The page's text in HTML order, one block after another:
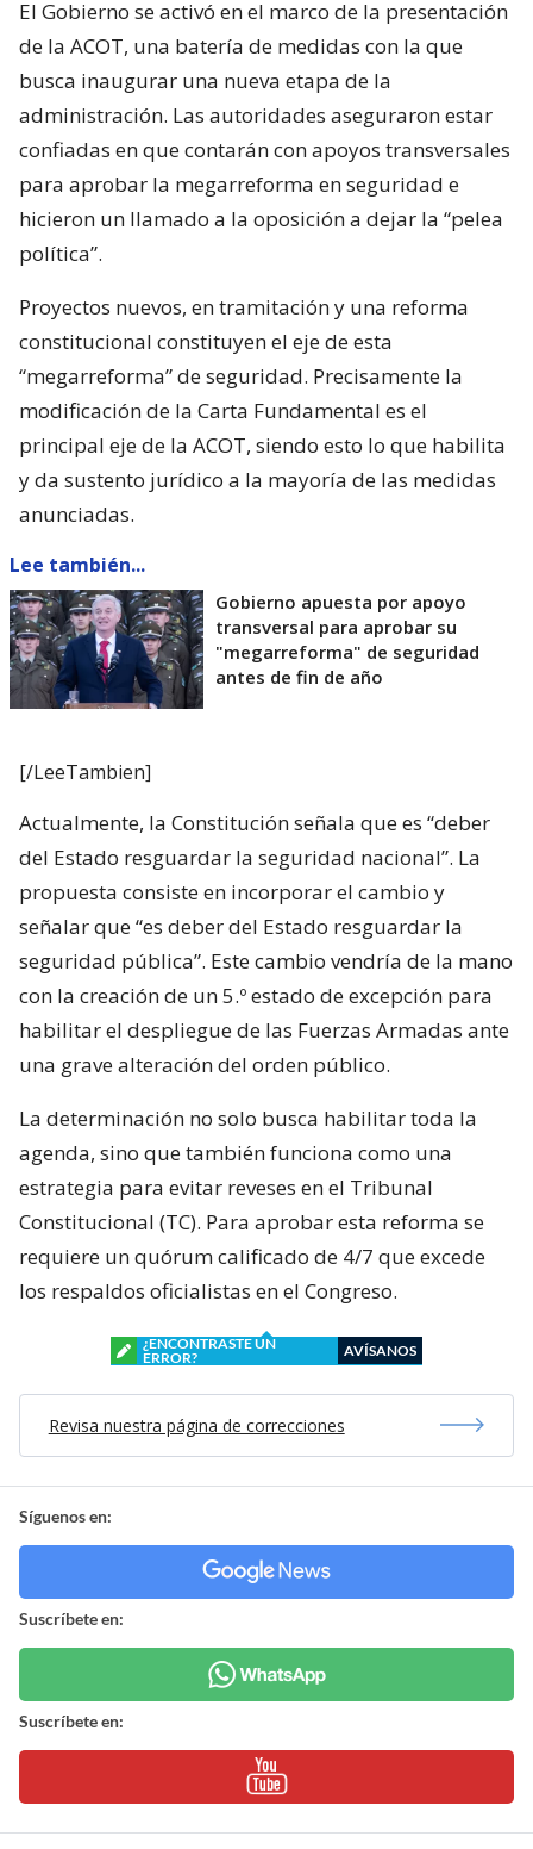
El Gobierno se activó en el marco de la presentación
de la ACOT, una batería de medidas con la que
busca inaugurar una nueva etapa de la
administración. Las autoridades aseguraron estar
confiadas en que contarán con apoyos transversales
para aprobar la megarreforma en seguridad e
hicieron un llamado a la oposición a dejar la “pelea
política”.
Proyectos nuevos, en tramitación y una reforma
constitucional constituyen el eje de esta
“megarreforma” de seguridad. Precisamente la
modificación de la Carta Fundamental es el
principal eje de la ACOT, siendo esto lo que habilita
y da sustento jurídico a la mayoría de las medidas
anunciadas.
Lee también...
Gobierno apuesta por apoyo
transversal para aprobar su
"megarreforma" de seguridad
antes de fin de año
[/LeeTambien]
Actualmente, la Constitución señala que es “deber
del Estado resguardar la seguridad nacional”. La
propuesta consiste en incorporar el cambio y
señalar que “es deber del Estado resguardar la
seguridad pública”. Este cambio vendría de la mano
con la creación de un 5.º estado de excepción para
habilitar el despliegue de las Fuerzas Armadas ante
una grave alteración del orden público.
La determinación no solo busca habilitar toda la
agenda, sino que también funciona como una
estrategia para evitar reveses en el Tribunal
Constitucional (TC). Para aprobar esta reforma se
requiere un quórum calificado de 4/7 que excede
los respaldos oficialistas en el Congreso.
¿ENCONTRASTE UN
ERROR?
AVÍSANOS
Revisa nuestra página de correcciones
Síguenos en:
Suscríbete en:
Suscríbete en: